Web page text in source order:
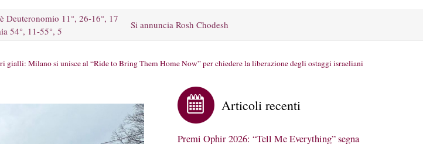
Deuteronomio 11°, 26-16°, 17
54°, 11-55°, 5
Si annuncia Rosh Chodesh
gialli: Milano si unisce al “Ride to Bring Them Home Now” per chiedere la liberazione degli ostaggi israeliani
Articoli recenti
Premi Ophir 2026: “Tell Me Everything” segna